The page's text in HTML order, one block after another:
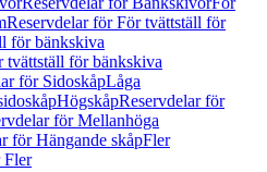
Reservdelar för För tvättställ för
för bänkskiva
tvättställ för bänkskiva
för SidoskåpLåga
HögskåpReservdelar för
för Mellanhöga
för Hängande skåpFler
Fler